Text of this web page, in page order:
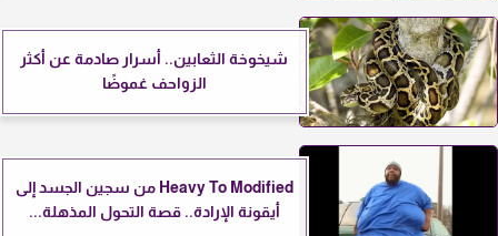
شيخوخة الثعابين.. أسرار صادمة عن أكثر
الزواحف غموضًا
Heavy To Modified من سجين الجسد إلى
أيقونة الإرادة.. قصة التحول المذهلة...